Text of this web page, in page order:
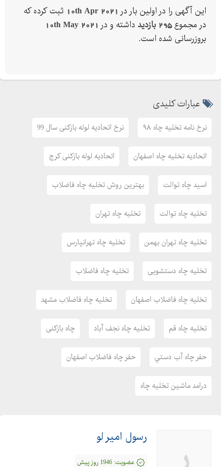
اتحادیه لوله بازکنی کرج
اسید چاه توالت
بهترین روش تخلیه چاه فاضلاب
تخلیه چاه تهران بهمن
تخلیه چاه دستشویی
تخلیه چاه فاضلاب
تخلیه چاه فاضلاب مشهد
تخلیه چاه نجف آباد
چاه بازکنی
حفر چاه آب دستي
حفر چاه فاضلاب اصفهان
خدمات لوله بازکنی
درامد ماشین تخلیه چاه
روش تخلیه چاه توالت
ریختن کاربیت در چاه فاضلاب
شماره تخلیه چاه کرمانشاه
صفحه بعد
این آگهی را در اولین بار در 10th Apr 2021 ثبت کرده که
در مجموع295 بازدید داشته و در 10th May 2021
بروزرسانی شده است.
عبارات کلیدی
نرخ نامه تخلیه چاه ۹۸ نرخ اتحادیه لوله بازکنی سال 99
اتحادیه تخلیه چاه اصفهان اتحادیه لوله بازکنی کرج
اسید چاه توالت بهترین روش تخلیه چاه فاضلاب
تخلیه چاه توالت تخلیه چاه تهران
تخلیه چاه تهران بهمن تخلیه چاه تهرانپارس
تخلیه چاه دستشویی تخلیه چاه فاضلاب
تخلیه چاه فاضلاب اصفهان تخلیه چاه فاضلاب مشهد
تخلیه چاه قم تخلیه چاه نجف آباد چاه بازکنی
حفر چاه آب دستي حفر چاه فاضلاب اصفهان
درامد ماشین تخلیه چاه
ر رسول امیر لو
عضویت: 1946 روز پیش